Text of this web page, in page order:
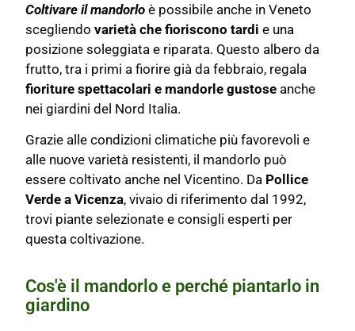
Coltivare il mandorlo è possibile anche in Veneto
scegliendovarietà che fioriscono tardi e una
posizione soleggiata e riparata. Questo albero da
frutto, tra i primi a fiorire già da febbraio, regala
fioriture spettacolari e mandorle gustose anche
nei giardini del Nord Italia.
Grazie alle condizioni climatiche più favorevoli e
alle nuove varietà resistenti, il mandorlo può
essere coltivato anche nel Vicentino. Da Pollice
Verde a Vicenza, vivaio di riferimento dal 1992,
trovi piante selezionate e consigli esperti per
questa coltivazione.
Cos'è il mandorlo e perché piantarlo in
giardino